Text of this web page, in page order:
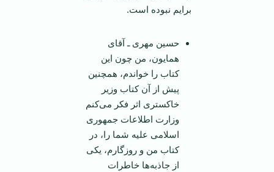
برایم نبوده است.
حسین مهری ـ آقای
همایون، من چون این
کتاب را خواندم، همچنین
پیش از آن کتاب وزیر
خاکستری اثر فکر می‌کنم
وزارت اطلاعات جمهوری
اسلامی علیه شما را، در
کتاب من و روزگارم، یکی
از جاذبه‌ها خاطرات